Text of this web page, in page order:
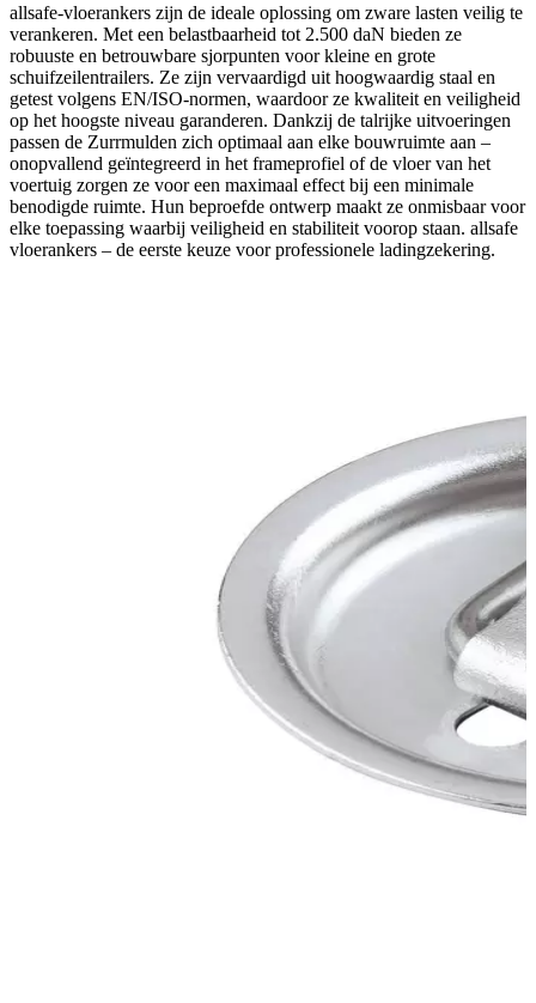
allsafe-vloerankers zijn de ideale oplossing om zware lasten veilig te
verankeren. Met een belastbaarheid tot 2.500 daN bieden ze
robuuste en betrouwbare sjorpunten voor kleine en grote
schuifzeilentrailers. Ze zijn vervaardigd uit hoogwaardig staal en
getest volgens EN/ISO-normen, waardoor ze kwaliteit en veiligheid
op het hoogste niveau garanderen. Dankzij de talrijke uitvoeringen
passen de Zurrmulden zich optimaal aan elke bouwruimte aan –
onopvallend geïntegreerd in het frameprofiel of de vloer van het
voertuig zorgen ze voor een maximaal effect bij een minimale
benodigde ruimte. Hun beproefde ontwerp maakt ze onmisbaar voor
elke toepassing waarbij veiligheid en stabiliteit voorop staan. allsafe
vloerankers – de eerste keuze voor professionele ladingzekering.